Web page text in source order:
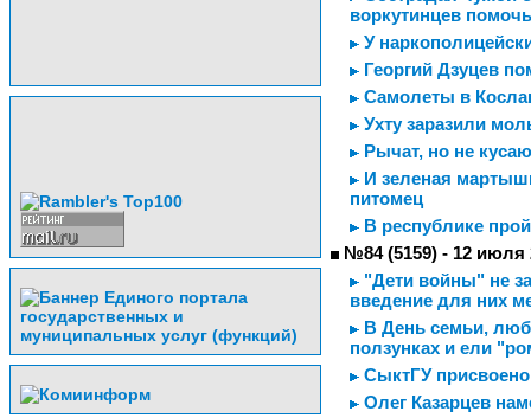
воркутинцев
У
Георгий Дзуцев
Самолеты в
Ухту заразили
Рычат, но не
И зеленая
питомец
В республике
№84 (5159) - 12 июля
"Дети войны" не
введение для них
В День семьи,
ползунках и ели
СыктГУ
Олег Казарцев